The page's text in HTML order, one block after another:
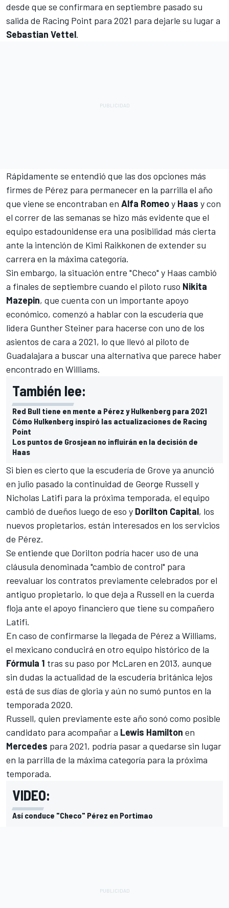
desde que se confirmara en septiembre pasado su
salida de Racing Point para 2021 para dejarle su lugar a
Sebastian Vettel.
Rápidamente se entendió que las dos opciones más
firmes de Pérez para permanecer en la parrilla el año
que viene se encontraban en Alfa Romeoy Haas y con
el correr de las semanas se hizo más evidente que el
equipo estadounidense era una posibilidad más cierta
ante la intención de Kimi Raikkonen de extender su
carrera en la máxima categoría.
Sin embargo, la situación entre "Checo" y Haas cambió
a finales de septiembre cuando el piloto ruso Nikita
Mazepin, que cuenta con un importante apoyo
económico, comenzó a hablar con la escudería que
lidera Gunther Steiner para hacerse con uno de los
asientos de cara a 2021, lo que llevó al piloto de
Guadalajara a buscar una alternativa que parece haber
encontrado en Williams.
También lee:
Red Bull tiene en mente a Pérez y Hulkenberg para 2021
Cómo Hulkenberg inspiró las actualizaciones de Racing
Point
Los puntos de Grosjean no influirán en la decisión de
Haas
Si bien es cierto que la escudería de Grove ya anunció
en julio pasado la continuidad de George Russell y
Nicholas Latifi para la próxima temporada, el equipo
cambió de dueños luego de eso y Dorilton Capital, los
nuevos propietarios, están interesados en los servicios
de Pérez.
Se entiende que Dorilton podría hacer uso de una
cláusula denominada "cambio de control" para
reevaluar los contratos previamente celebrados por el
antiguo propietario, lo que deja a Russell en la cuerda
floja ante el apoyo financiero que tiene su compañero
Latifi.
En caso de confirmarse la llegada de Pérez a Williams,
el mexicano conducirá en otro equipo histórico de la
Fórmula 1 tras su paso por McLaren en 2013, aunque
sin dudas la actualidad de la escudería británica lejos
está de sus días de gloria y aún no sumó puntos en la
temporada 2020.
Russell, quien previamente este año sonó como posible
candidato para acompañar a Lewis Hamilton en
Mercedes para 2021, podría pasar a quedarse sin lugar
en la parrilla de la máxima categoría para la próxima
temporada.
VIDEO:
Así conduce "Checo" Pérez en Portimao